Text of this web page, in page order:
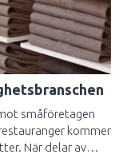
småföretagen
kommer
När delar av